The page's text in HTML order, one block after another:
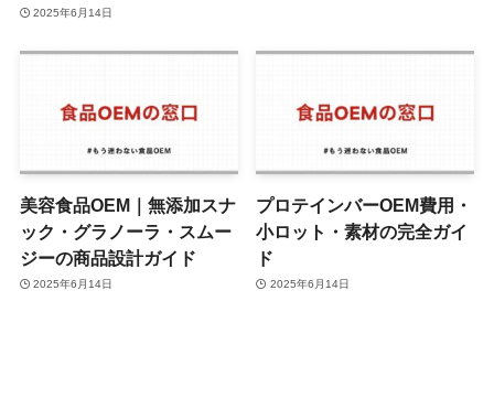
2025年6月14日
美容食品OEM｜無添加スナ
ック・グラノーラ・スムー
ジーの商品設計ガイド
2025年6月14日
プロテインバーOEM費用・
小ロット・素材の完全ガイ
ド
2025年6月14日